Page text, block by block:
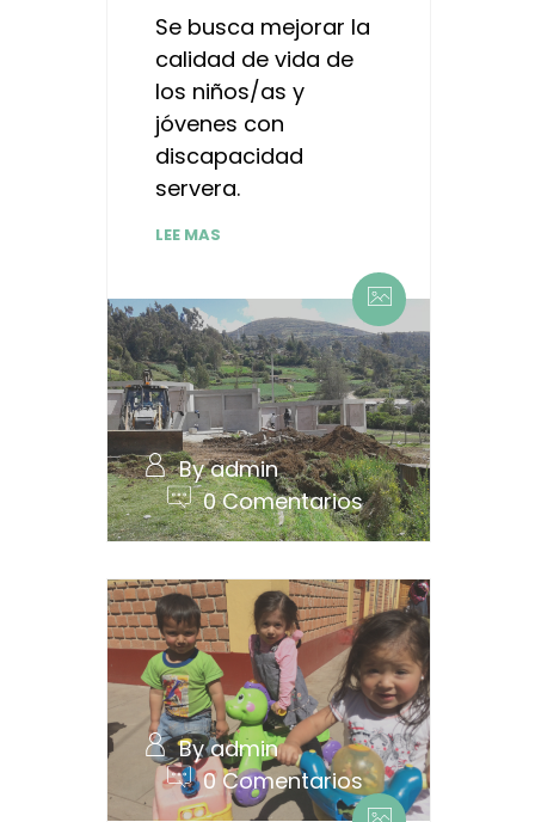
Se busca mejorar la
calidad de vida de
los niños/as y
jóvenes con
discapacidad
servera.
LEE MAS
By admin
0 Comentarios
By admin
0 Comentarios